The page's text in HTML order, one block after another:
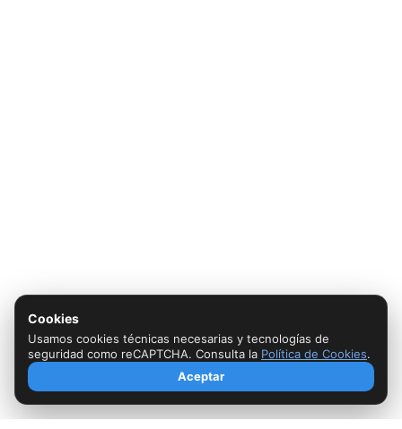
Cookies
Usamos cookies técnicas necesarias y tecnologías de
seguridad como reCAPTCHA. Consulta la Política de Cookies.
Aceptar